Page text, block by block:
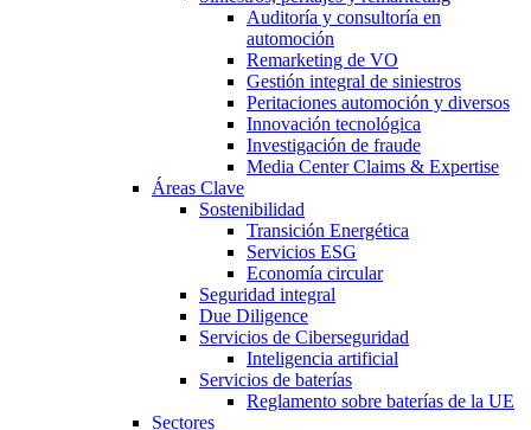
Auditoría y consultoría en
automoción
Remarketing de VO
Gestión integral de siniestros
Peritaciones automoción y diversos
Innovación tecnológica
Investigación de fraude
Media Center Claims & Expertise
Áreas Clave
Sostenibilidad
Transición Energética
Servicios ESG
Economía circular
Seguridad integral
Due Diligence
Servicios de Ciberseguridad
Inteligencia artificial
Servicios de baterías
Reglamento sobre baterías de la UE
Sectores